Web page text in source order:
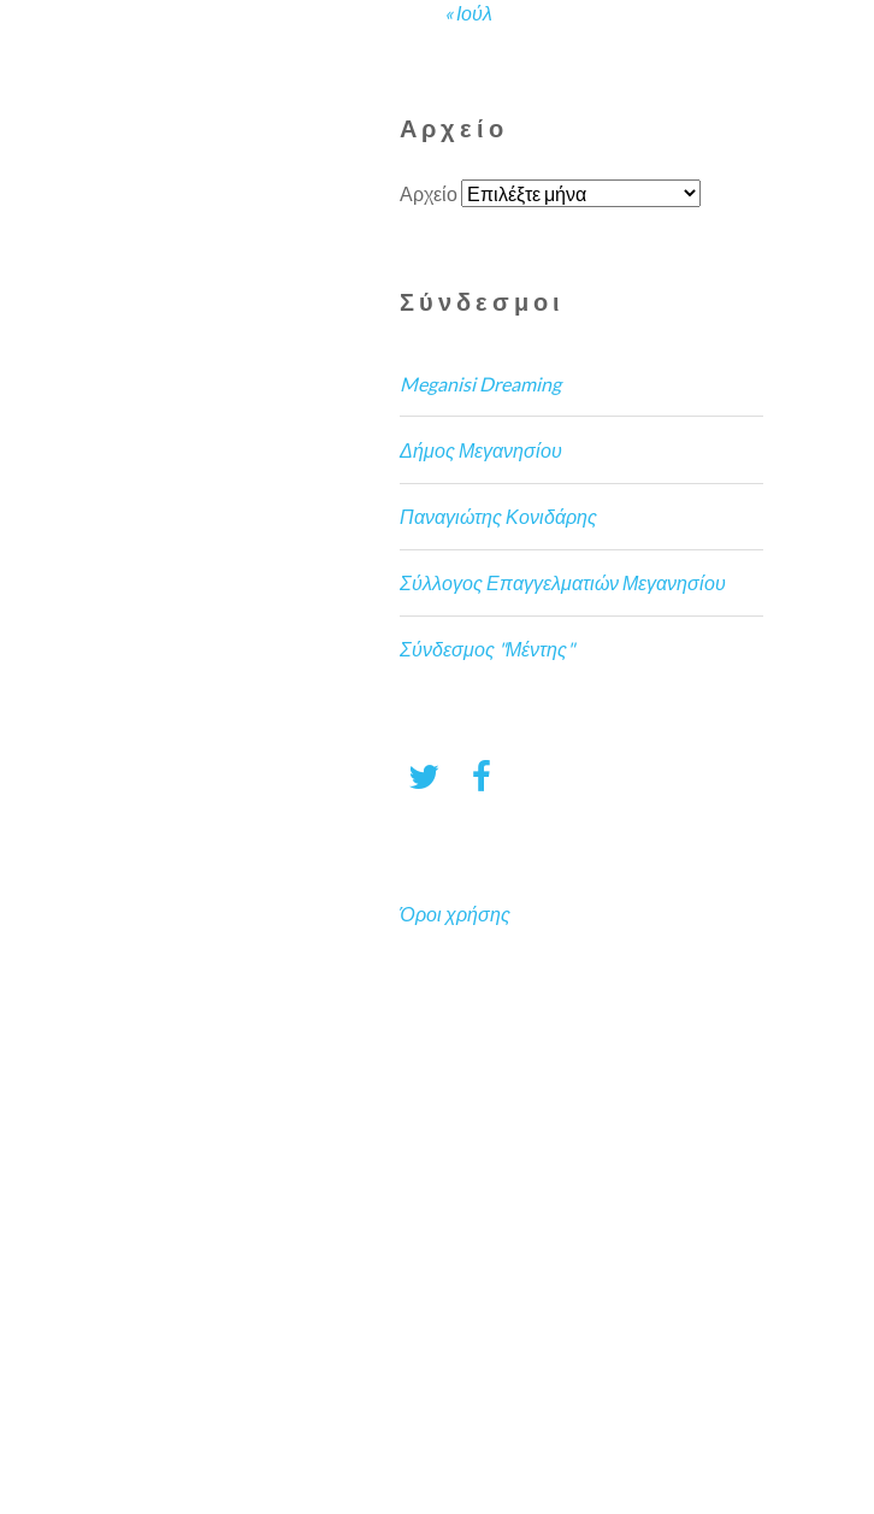
« Ιούλ
Αρχείο
Αρχείο
Σύνδεσμοι
Meganisi Dreaming
Δήμος Μεγανησίου
Παναγιώτης Κονιδάρης
Σύλλογος Επαγγελματιών Μεγανησίου
Σύνδεσμος "Μέντης"
Όροι χρήσης